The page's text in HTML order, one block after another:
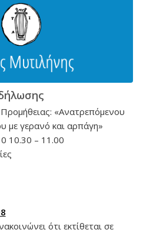
«Ανατρεπόμενου
με γερανό και αρπάγη»
10.30 – 11.00
ότι εκτίθεται σε